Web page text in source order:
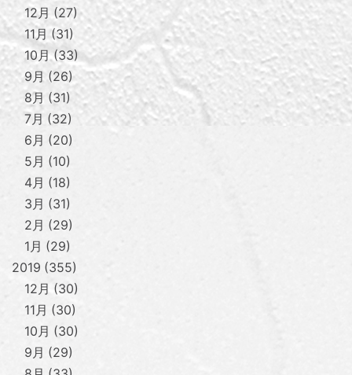
12月
27
11月
31
10月 33
9月
26
8月
31
7月
32
6月
20
5月
10
4月
18
3月
31
2月
29
1月
29
2019 355
12月
30
11月
30
10月
30
9月
29